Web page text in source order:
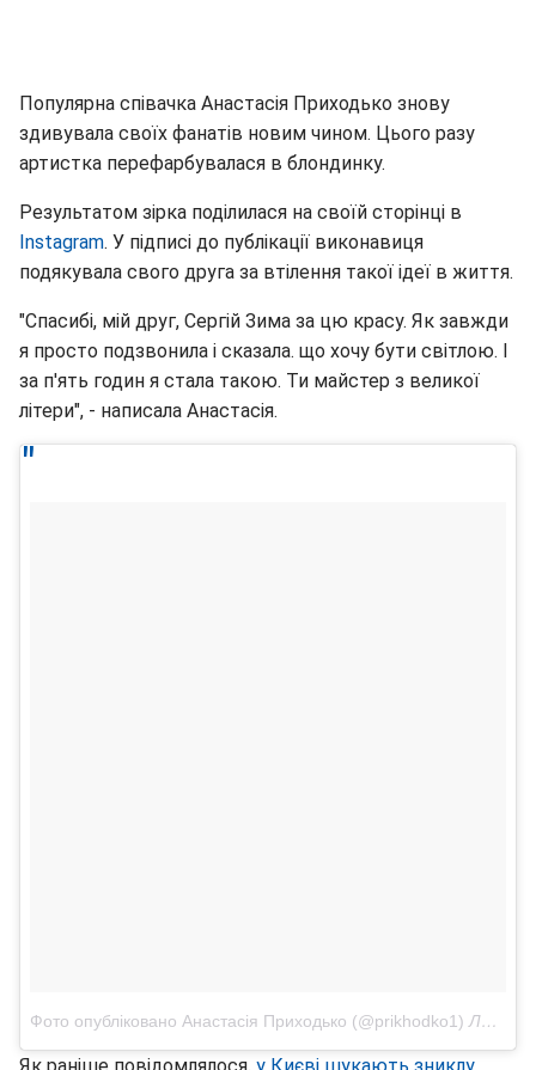
Популярна співачка Анастасія Приходько знову
здивувала своїх фанатів новим чином. Цього разу
артистка перефарбувалася в блондинку.
Результатом зірка поділилася на своїй сторінці в
Instagram. У підписі до публікації виконавиця
подякувала свого друга за втілення такої ідеї в життя.
"Спасибі, мій друг, Сергій Зима за цю красу. Як завжди
я просто подзвонила і сказала. що хочу бути світлою. І
за п'ять годин я стала такою. Ти майстер з великої
літери", - написала Анастасія.
Фото опубліковано Анастасія Приходько (@prikhodko1) Лис 8 2016 в 3:15 PST